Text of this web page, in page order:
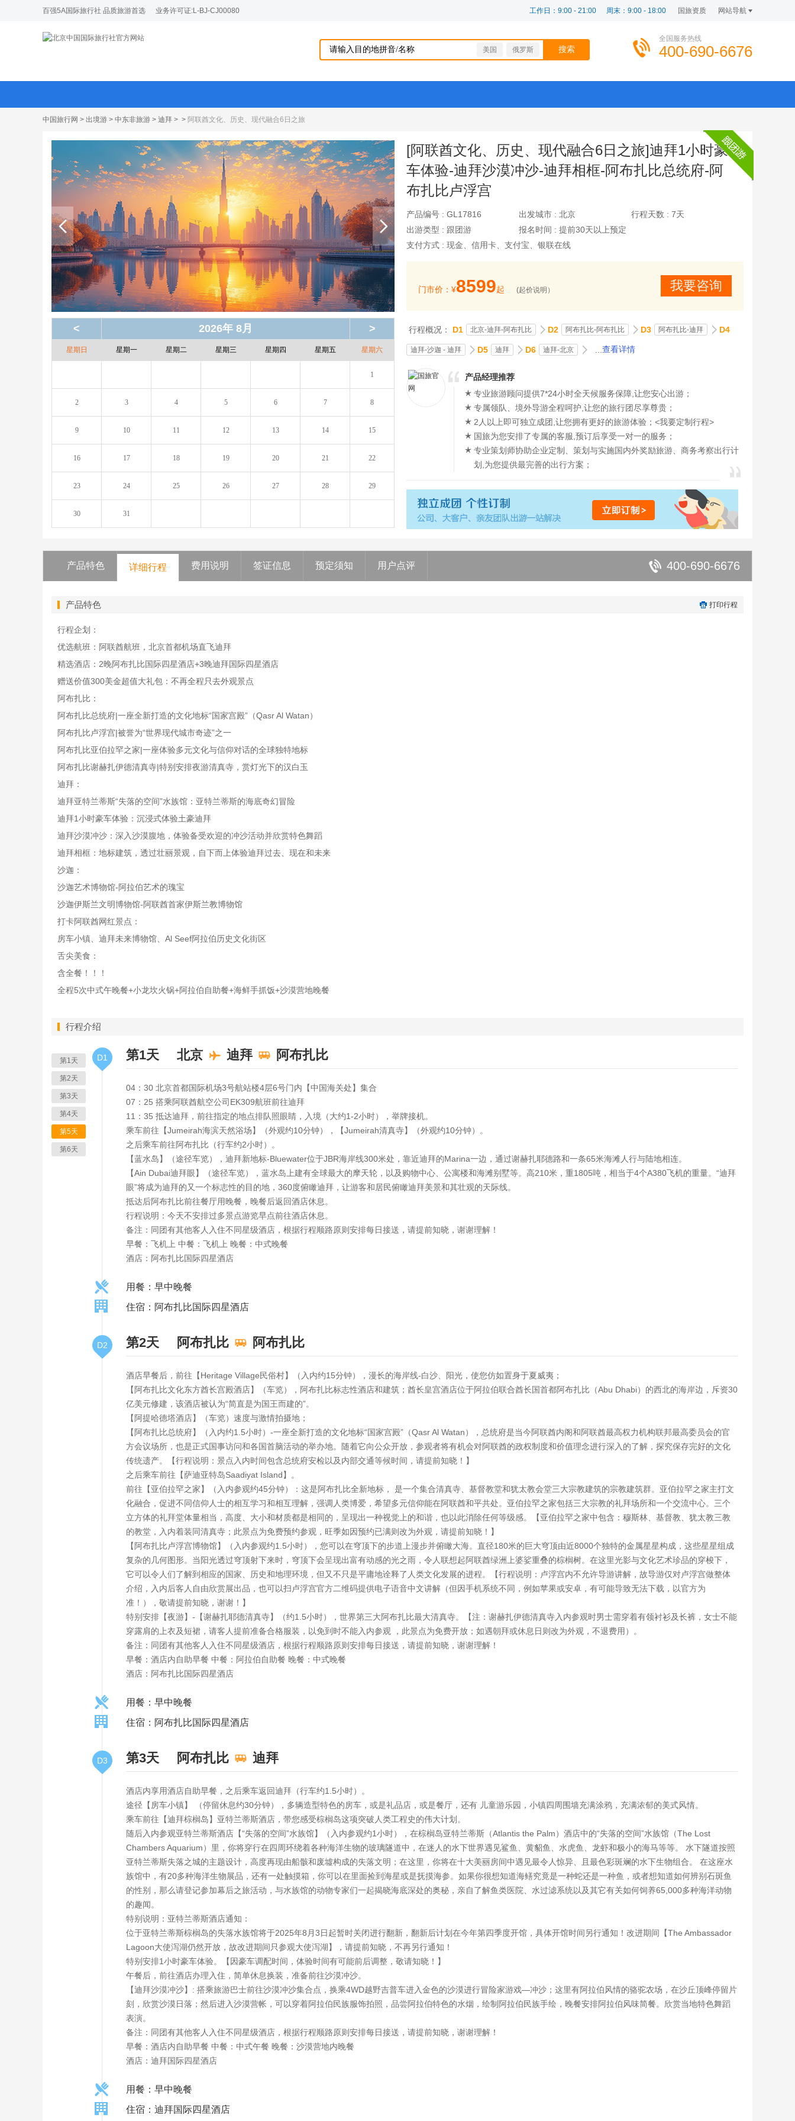
百强5A国际旅行社 品质旅游首选 业务许可证:L-BJ-CJ00080 网站导航
国旅资质
工作日：9:00 - 21:00 周末：9:00 - 18:00
美国 俄罗斯
全国服务热线
400-690-6676
中国旅行网 > 出境游 > 中东非旅游 > 迪拜 > > 阿联酋文化、历史、现代融合6日之旅
< 2026年 8月 >
星期日 星期一 星期二 星期三 星期四 星期五 星期六
1
2 3 4 5 6 7 8
9 10 11 12 13 14 15
16 17 18 19 20 21 22
23 24 25 26 27 28 29
30 31
[阿联酋文化、历史、现代融合6日之旅]迪拜1小时豪
车体验-迪拜沙漠冲沙-迪拜相框-阿布扎比总统府-阿
布扎比卢浮宫
产品编号 : GL17816 出发城市 : 北京 行程天数 : 7天
出游类型 : 跟团游 报名时间 : 提前30天以上预定
支付方式 : 现金、信用卡、支付宝、银联在线
门市价：¥8599起 (起价说明） 我要咨询
行程概况： D1 北京-迪拜-阿布扎比 D2 阿布扎比-阿布扎比 D3 阿布扎比-迪拜 D4
迪拜-沙迦 - 迪拜 D5 迪拜 D6 迪拜-北京 查看详情
产品经理推荐
专业旅游顾问提供7*24小时全天候服务保障,让您安心出游；
专属领队、境外导游全程呵护,让您的旅行团尽享尊贵；
2人以上即可独立成团,让您拥有更好的旅游体验；<我要定制行程>
国旅为您安排了专属的客服,预订后享受一对一的服务；
专业策划师协助企业定制、策划与实施国内外奖励旅游、商务考察出行计
划,为您提供最完善的出行方案；
产品特色 详细行程 费用说明 签证信息 预定须知 用户点评 400-690-6676
产品特色 打印行程
行程企划：
优选航班：阿联酋航班，北京首都机场直飞迪拜
精选酒店：2晚阿布扎比国际四星酒店+3晚迪拜国际四星酒店
赠送价值300美金超值大礼包：不再全程只去外观景点
阿布扎比：
阿布扎比总统府|一座全新打造的文化地标“国家宫殿”（Qasr Al Watan）
阿布扎比卢浮宫|被誉为“世界现代城市奇迹”之一
阿布扎比亚伯拉罕之家|一座体验多元文化与信仰对话的全球独特地标
阿布扎比谢赫扎伊德清真寺|特别安排夜游清真寺，赏灯光下的汉白玉
迪拜：
迪拜亚特兰蒂斯“失落的空间”水族馆：亚特兰蒂斯的海底奇幻冒险
迪拜1小时豪车体验：沉浸式体验土豪迪拜
迪拜沙漠冲沙：深入沙漠腹地，体验备受欢迎的冲沙活动并欣赏特色舞蹈
迪拜相框：地标建筑，透过壮丽景观，自下而上体验迪拜过去、现在和未来
沙迦：
沙迦艺术博物馆-阿拉伯艺术的瑰宝
沙迦伊斯兰文明博物馆-阿联酋首家伊斯兰教博物馆
打卡阿联酋网红景点：
房车小镇、迪拜未来博物馆、Al Seef阿拉伯历史文化街区
舌尖美食：
含全餐！！！
全程5次中式午晚餐+小龙坎火锅+阿拉伯自助餐+海鲜手抓饭+沙漠营地晚餐
行程介绍
第1天
第2天
第3天
第4天
第5天
第6天
D1 第1天 北京 迪拜 阿布扎比
04：30 北京首都国际机场3号航站楼4层6号门内【中国海关处】集合
07：25 搭乘阿联酋航空公司EK309航班前往迪拜
11：35 抵达迪拜，前往指定的地点排队照眼睛，入境（大约1-2小时），举牌接机。
乘车前往【Jumeirah海滨天然浴场】（外观约10分钟），【Jumeirah清真寺】（外观约10分钟）。
之后乘车前往阿布扎比（行车约2小时）。
【蓝水岛】（途径车览），迪拜新地标-Bluewater位于JBR海岸线300米处，靠近迪拜的Marina一边，通过谢赫扎耶德路和一条65米海滩人行与陆地相连。
【Ain Dubai迪拜眼】（途径车览），蓝水岛上建有全球最大的摩天轮，以及购物中心、公寓楼和海滩别墅等。高210米，重1805吨，相当于4个A380飞机的重量。“迪拜
眼”将成为迪拜的又一个标志性的目的地，360度俯瞰迪拜，让游客和居民俯瞰迪拜美景和其壮观的天际线。
抵达后阿布扎比前往餐厅用晚餐，晚餐后返回酒店休息。
行程说明：今天不安排过多景点游览早点前往酒店休息。
备注：同团有其他客人入住不同星级酒店，根据行程顺路原则安排每日接送，请提前知晓，谢谢理解！
早餐：飞机上 中餐：飞机上 晚餐：中式晚餐
酒店：阿布扎比国际四星酒店
用餐：早中晚餐
住宿：阿布扎比国际四星酒店
D2 第2天 阿布扎比 阿布扎比
酒店早餐后，前往【Heritage Village民俗村】（入内约15分钟），漫长的海岸线-白沙、阳光，使您仿如置身于夏威夷；
【阿布扎比文化东方酋长宫殿酒店】（车览），阿布扎比标志性酒店和建筑；酋长皇宫酒店位于阿拉伯联合酋长国首都阿布扎比（Abu Dhabi）的西北的海岸边，斥资30
亿美元修建，该酒店被认为“简直是为国王而建的”。
【阿提哈德塔酒店】（车览）速度与激情拍摄地；
【阿布扎比总统府】（入内约1.5小时）-一座全新打造的文化地标“国家宫殿”（Qasr Al Watan），总统府是当今阿联酋内阁和阿联酋最高权力机构联邦最高委员会的官
方会议场所，也是正式国事访问和各国首脑活动的举办地。随着它向公众开放，参观者将有机会对阿联酋的政权制度和价值理念进行深入的了解，探究保存完好的文化
传统遗产。【行程说明：景点入内时间包含总统府安检以及内部交通等候时间，请提前知晓！】
之后乘车前往【萨迪亚特岛Saadiyat Island】。
前往【亚伯拉罕之家】（入内参观约45分钟）：这是阿布扎比全新地标， 是一个集合清真寺、基督教堂和犹太教会堂三大宗教建筑的宗教建筑群。亚伯拉罕之家主打文
化融合，促进不同信仰人士的相互学习和相互理解，强调人类博爱，希望多元信仰能在阿联酋和平共处。亚伯拉罕之家包括三大宗教的礼拜场所和一个交流中心。三个
立方体的礼拜堂体量相当，高度、大小和材质都是相同的，呈现出一种视觉上的和谐，也以此消除任何等级感。【亚伯拉罕之家中包含：穆斯林、基督教、犹太教三教
的教堂，入内着装同清真寺；此景点为免费预约参观，旺季如因预约已满则改为外观，请提前知晓！】
【阿布扎比卢浮宫博物馆】（入内参观约1.5小时），您可以在穹顶下的步道上漫步并俯瞰大海。直径180米的巨大穹顶由近8000个独特的金属星星构成，这些星星组成
复杂的几何图形。当阳光透过穹顶射下来时，穹顶下会呈现出富有动感的光之雨，令人联想起阿联酋绿洲上婆娑重叠的棕榈树。在这里光影与文化艺术珍品的穿梭下，
它可以令人们了解到相应的国家、历史和地理环境，但又不只是平庸地诠释了人类文化发展的进程。【行程说明：卢浮宫内不允许导游讲解，故导游仅对卢浮宫做整体
介绍，入内后客人自由欣赏展出品，也可以扫卢浮宫官方二维码提供电子语音中文讲解（但因手机系统不同，例如苹果或安卓，有可能导致无法下载，以官方为
准！），敬请提前知晓，谢谢！】
特别安排【夜游】-【谢赫扎耶德清真寺】（约1.5小时），世界第三大阿布扎比最大清真寺。【注：谢赫扎伊德清真寺入内参观时男士需穿着有领衬衫及长裤，女士不能
穿露肩的上衣及短裙，请客人提前准备合格服装，以免到时不能入内参观 ，此景点为免费开放；如遇朝拜或休息日则改为外观，不退费用）。
备注：同团有其他客人入住不同星级酒店，根据行程顺路原则安排每日接送，请提前知晓，谢谢理解！
早餐：酒店内自助早餐 中餐：阿拉伯自助餐 晚餐：中式晚餐
酒店：阿布扎比国际四星酒店
用餐：早中晚餐
住宿：阿布扎比国际四星酒店
D3 第3天 阿布扎比 迪拜
酒店内享用酒店自助早餐，之后乘车返回迪拜（行车约1.5小时）。
途径【房车小镇】 （停留休息约30分钟），多辆造型特色的房车，或是礼品店，或是餐厅，还有 儿童游乐园，小镇四周围墙充满涂鸦，充满浓郁的美式风情。
乘车前往【迪拜棕榈岛】亚特兰蒂斯酒店，带您感受棕榈岛这项突破人类工程史的伟大计划。
随后入内参观亚特兰蒂斯酒店【“失落的空间”水族馆】（入内参观约1小时），在棕榈岛亚特兰蒂斯（Atlantis the Palm）酒店中的“失落的空间”水族馆（The Lost
Chambers Aquarium）里，你将穿行在四周环绕着各种海洋生物的玻璃隧道中，在迷人的水下世界遇见鲨鱼、黄貂鱼、水虎鱼、龙虾和极小的海马等等。 水下隧道按照
亚特兰蒂斯失落之城的主题设计，高度再现由船骸和废墟构成的失落文明；在这里，你将在十大美丽房间中遇见最令人惊异、且最色彩斑斓的水下生物组合。 在这座水
族馆中，有20多种海洋生物展品，还有一处触摸箱，你可以在里面捡到海星或是抚摸海参。如果你很想知道海鳝究竟是一种蛇还是一种鱼，或者想知道如何辨别石斑鱼
的性别，那么请登记参加幕后之旅活动，与水族馆的动物专家们一起揭晓海底深处的奥秘，亲自了解鱼类医院、水过滤系统以及其它有关如何饲养65,000多种海洋动物
的趣闻。
特别说明：亚特兰蒂斯酒店通知：
位于亚特兰蒂斯棕榈岛的失落水族馆将于2025年8月3日起暂时关闭进行翻新，翻新后计划在今年第四季度开馆，具体开馆时间另行通知！改进期间【The Ambassador
Lagoon大使泻湖仍然开放，故改进期间只参观大使泻湖】，请提前知晓，不再另行通知！
特别安排1小时豪车体验。【因豪车调配时间，体验时间有可能前后调整，敬请知晓！】
午餐后，前往酒店办理入住，简单休息换装，准备前往沙漠冲沙。
【迪拜沙漠冲沙】: 搭乘旅游巴士前往沙漠冲沙集合点，换乘4WD越野吉普车进入金色的沙漠进行冒险家游戏—冲沙；这里有阿拉伯风情的骆驼农场，在沙丘顶峰停留片
刻，欣赏沙漠日落；然后进入沙漠营帐，可以穿着阿拉伯民族服饰拍照，品尝阿拉伯特色的水烟，绘制阿拉伯民族手绘，晚餐安排阿拉伯风味简餐。欣赏当地特色舞蹈
表演。
备注：同团有其他客人入住不同星级酒店，根据行程顺路原则安排每日接送，请提前知晓，谢谢理解！
早餐：酒店内自助早餐 中餐：中式午餐 晚餐：沙漠营地内晚餐
酒店：迪拜国际四星酒店
用餐：早中晚餐
住宿：迪拜国际四星酒店